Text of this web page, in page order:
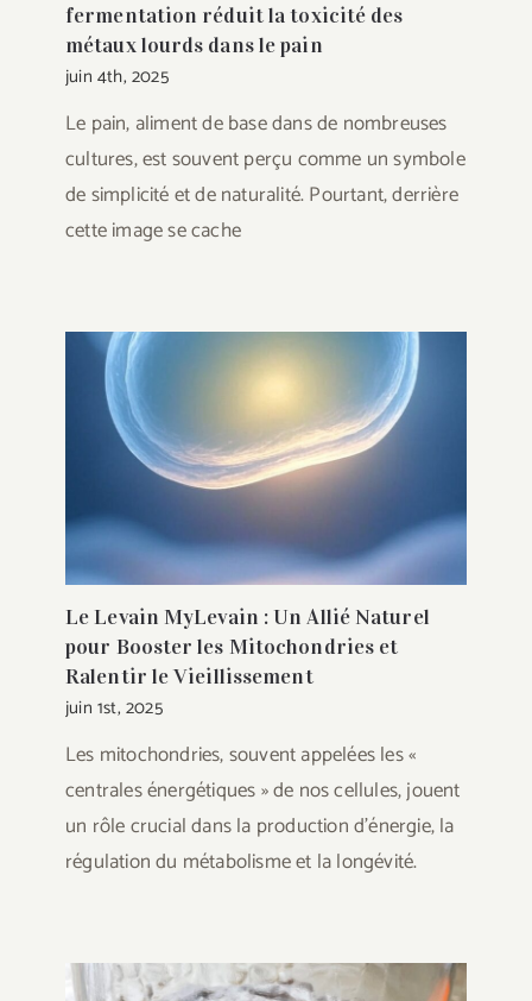
fermentation réduit la toxicité des
métaux lourds dans le pain
juin 4th, 2025
Le pain, aliment de base dans de nombreuses
cultures, est souvent perçu comme un symbole
de simplicité et de naturalité. Pourtant, derrière
cette image se cache
Le Levain MyLevain : Un Allié Naturel
pour Booster les Mitochondries et
Ralentir le Vieillissement
juin 1st, 2025
Les mitochondries, souvent appelées les «
centrales énergétiques » de nos cellules, jouent
un rôle crucial dans la production d'énergie, la
régulation du métabolisme et la longévité.